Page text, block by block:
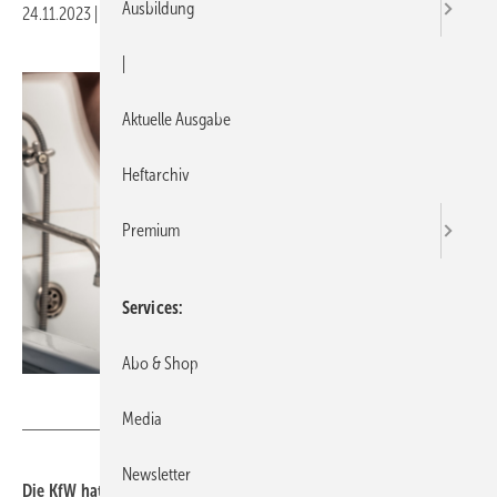
24.11.2023 Druckvorschau
Die KfW hat für das Förderprogramm „Barrierereduzierung –
Ausbildung
Aktuelle Ausgabe
Heftarchiv
Premium
Services
Abo & Shop
Media
Newsletter